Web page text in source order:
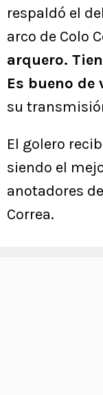
respaldó el
arco de Colo
arquero.
Es bueno de
su
El golero
siendo el
anotadores
Correa.